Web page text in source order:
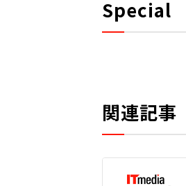
Special
関連記事